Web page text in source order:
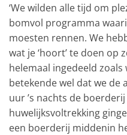
‘We wilden alle tijd om
bomvol programma
moesten rennen. We
wat je ‘hoort’ te doen op
helemaal ingedeeld
betekende wel dat we de
uur ’s nachts de
huwelijksvoltrekking
een boerderij middenin